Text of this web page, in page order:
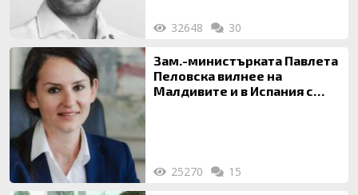
32648 30
Зам.-министърката Павлета
Пеловска вилнее на
Малдивите и в Испания с
25270 15